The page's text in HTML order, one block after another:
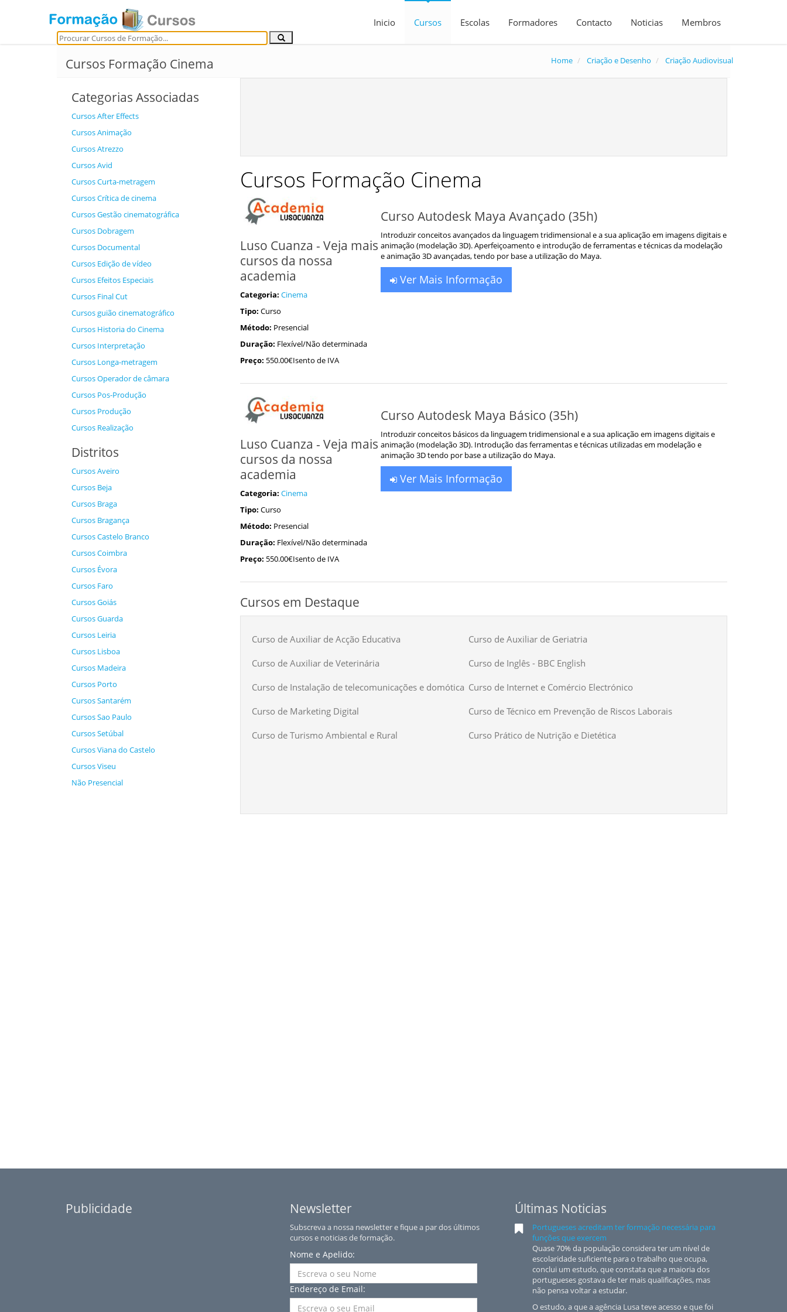
Inicio Cursos Escolas Formadores Contacto Noticias Membros
Cursos Formação Cinema Home Criação e Desenho Criação Audiovisual
Categorias Associadas
Cursos After Effects
Cursos Animação
Cursos Atrezzo
Cursos Avid
Cursos Curta-metragem
Cursos Crítica de cinema
Cursos Gestão cinematográfica
Cursos Dobragem
Cursos Documental
Cursos Edição de vídeo
Cursos Efeitos Especiais
Cursos Final Cut
Cursos guião cinematográfico
Cursos Historia do Cinema
Cursos Interpretação
Cursos Longa-metragem
Cursos Operador de câmara
Cursos Pos-Produção
Cursos Produção
Cursos Realização
Distritos
Cursos Aveiro
Cursos Beja
Cursos Braga
Cursos Bragança
Cursos Castelo Branco
Cursos Coimbra
Cursos Évora
Cursos Faro
Cursos Goiás
Cursos Guarda
Cursos Leiria
Cursos Lisboa
Cursos Madeira
Cursos Porto
Cursos Santarém
Cursos Sao Paulo
Cursos Setúbal
Cursos Viana do Castelo
Cursos Viseu
Não Presencial
Cursos Formação Cinema
Luso Cuanza - Veja mais
cursos da nossa
academia
Categoria: Cinema
Tipo: Curso
Método: Presencial
Duração: Flexível/Não determinada
Preço: 550.00€Isento de IVA
Curso Autodesk Maya Avançado (35h)
Introduzir conceitos avançados da linguagem tridimensional e a sua aplicação em imagens digitais e
animação (modelação 3D). Aperfeiçoamento e introdução de ferramentas e técnicas da modelação
e animação 3D avançadas, tendo por base a utilização do Maya.
Ver Mais Informação
Luso Cuanza - Veja mais
cursos da nossa
academia
Categoria: Cinema
Tipo: Curso
Método: Presencial
Duração: Flexível/Não determinada
Preço: 550.00€Isento de IVA
Curso Autodesk Maya Básico (35h)
Introduzir conceitos básicos da linguagem tridimensional e a sua aplicação em imagens digitais e
animação (modelação 3D). Introdução das ferramentas e técnicas utilizadas em modelação e
animação 3D tendo por base a utilização do Maya.
Ver Mais Informação
Cursos em Destaque
Curso de Auxiliar de Acção Educativa Curso de Auxiliar de Geriatria
Curso de Auxiliar de Veterinária Curso de Inglês - BBC English
Curso de Instalação de telecomunicações e domótica Curso de Internet e Comércio Electrónico
Curso de Marketing Digital Curso de Técnico em Prevenção de Riscos Laborais
Curso de Turismo Ambiental e Rural Curso Prático de Nutrição e Dietética
Publicidade Newsletter
Subscreva a nossa newsletter e fique a par dos últimos
cursos e noticias de formação.
Nome e Apelido:
Endereço de Email:
Últimas Noticias
Portugueses acreditam ter formação necessária para
funções que exercem
Quase 70% da população considera ter um nível de
escolaridade suficiente para o trabalho que ocupa,
conclui um estudo, que constata que a maioria dos
portugueses gostava de ter mais qualificações, mas
não pensa voltar a estudar.
O estudo, a que a agência Lusa teve acesso e que foi